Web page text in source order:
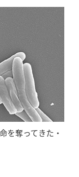
を奪ってきた・